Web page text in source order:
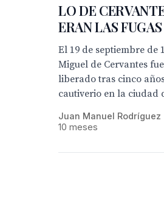
LO DE
ERAN LAS FUGAS
El 19 de septiembre de
Miguel de Cervantes fue
liberado tras cinco
cautiverio en la ciudad
Juan Manuel Rodríguez
10 meses